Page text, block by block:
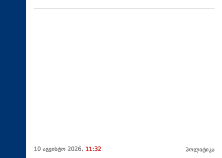
10 აგვისტო 2026, 11:32 პოლიტიკა